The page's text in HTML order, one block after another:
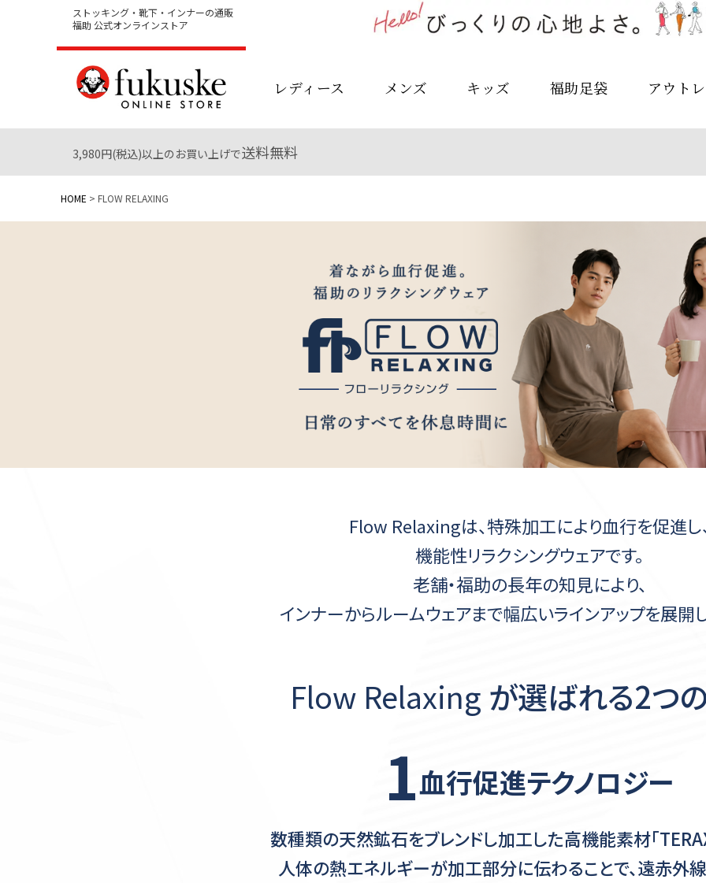
ストッキング・靴下・インナーの通販
福助 公式オンラインストア
レディース メンズ キッズ 福助足袋 アウト
3,980円(税込)以上のお買い上げで送料無料
HOME FLOW RELAXING
Flow Relaxingは、特殊加工により血行を促進し
機能性リラクシングウェアです。
老舗・福助の長年の知見により、
インナーからルームウェアまで幅広いラインアップを展開
Flow Relaxing が選ばれる2つ
1血行促進テクノロジー
数種類の天然鉱石をブレンドし加工した高機能素材「
人体の熱エネルギーが加工部分に伝わることで、遠赤外